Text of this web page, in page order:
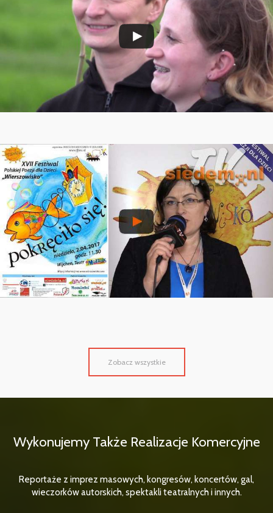
Zobacz wszystkie
Wykonujemy Także Realizacje Komercyjne
Reportaże z imprez masowych, kongresów, koncertów, gal,
wieczorków autorskich, spektakli teatralnych i innych.